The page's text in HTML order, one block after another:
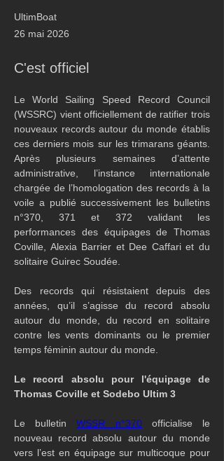
UltimBoat
26 mai 2026
C'est officiel
Le World Sailing Speed Record Council
(WSSRC) vient officiellement de ratifier trois
nouveaux records autour du monde établis
ces derniers mois sur les trimarans géants.
Après plusieurs semaines d’attente
administrative, l’instance internationale
chargée de l’homologation des records à la
voile a publié successivement les bulletins
n°370, 371 et 372 validant les
performances des équipages de Thomas
Coville, Alexia Barrier et Dee Caffari et du
solitaire Guirec Soudée.
Des records qui résistaient depuis des
années, qu’il s’agisse du record absolu
autour du monde, du record en solitaire
contre les vents dominants ou le premier
temps féminin autour du monde.
Le record absolu pour l'équipage de
Thomas Coville et Sodebo Ultim 3
Le bulletin WSSR n°370 officialise le
nouveau record absolu autour du monde
vers l’est en équipage sur multicoque pour